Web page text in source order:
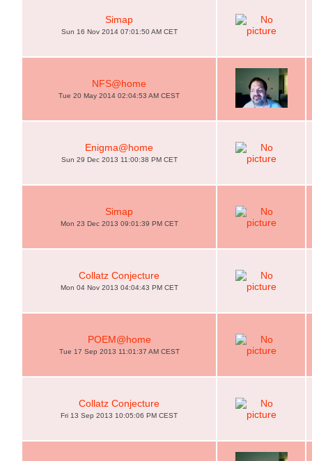
Simap
Sun 16 Nov 2014 07:01:50 AM CET
NFS@home
Tue 20 May 2014 02:04:53 AM CEST
Enigma@home
Sun 29 Dec 2013 11:00:38 PM CET
Simap
Mon 23 Dec 2013 09:01:39 PM CET
Collatz Conjecture
Mon 04 Nov 2013 04:04:43 PM CET
POEM@home
Tue 17 Sep 2013 11:01:37 AM CEST
Collatz Conjecture
Fri 13 Sep 2013 10:05:06 PM CEST